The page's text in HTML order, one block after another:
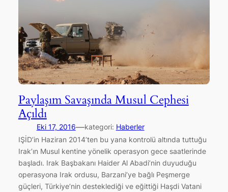
Paylaşım Savaşında Musul Cephesi
Açıldı
Eki 17, 2016—kategori: Haberler
IŞİD’in Haziran 2014’ten bu yana kontrolü altında tuttuğu
Irak’ın Musul kentine yönelik operasyon gece saatlerinde
başladı. Irak Başbakanı Haider Al Abadi’nin duyuduğu
operasyona Irak ordusu, Barzani’ye bağlı Peşmerge
güçleri, Türkiye’nin desteklediği ve eğittiği Haşdi Vatani